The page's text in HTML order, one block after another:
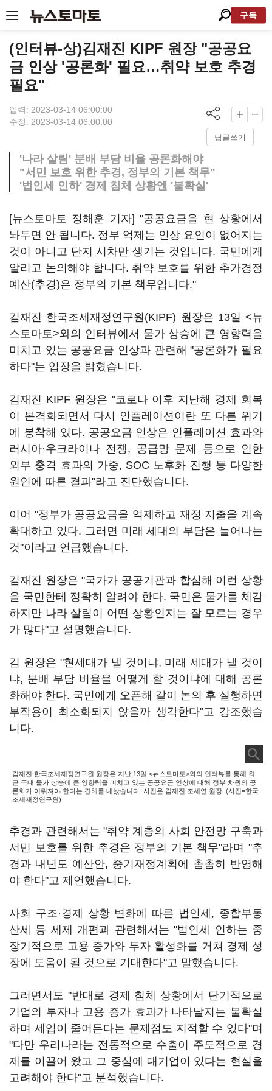
구독
(인터뷰-상)김재진 KIPF 원장 "공공요
금 인상 '공론화' 필요…취약 보호 추경
필요"
입력: 2023-03-14 06:00:00
수정: 2023-03-14 06:00:00
답글쓰기
'나라 살림' 분배 부담 비율 공론화해야
"서민 보호 위한 추경, 정부의 기본 책무"
'법인세 인하' 경제 침체 상황엔 '불확실'
[뉴스토마토 정해훈 기자] "공공요금을 현 상황에서
놔두면 안 됩니다. 정부 억제는 인상 요인이 없어지는
것이 아니고 단지 시차만 생기는 것입니다. 국민에게
알리고 논의해야 합니다. 취약 보호를 위한 추가경정
예산(추경)은 정부의 기본 책무입니다."
김재진 한국조세재정연구원(KIPF) 원장은 13일 <뉴
스토마토>와의 인터뷰에서 물가 상승에 큰 영향력을
미치고 있는 공공요금 인상과 관련해 "공론화가 필요
하다"는 입장을 밝혔습니다.
김재진 KIPF 원장은 "코로나 이후 지난해 경제 회복
이 본격화되면서 다시 인플레이션이란 또 다른 위기
에 봉착해 있다. 공공요금 인상은 인플레이션 효과와
러시아·우크라이나 전쟁, 공급망 문제 등으로 인한
외부 충격 효과의 가중, SOC 노후화 진행 등 다양한
원인에 따른 결과"라고 진단했습니다.
이어 "정부가 공공요금을 억제하고 재정 지출을 계속
확대하고 있다. 그러면 미래 세대의 부담은 늘어나는
것"이라고 언급했습니다.
김재진 원장은 "국가가 공공기관과 합심해 이런 상황
을 국민한테 정확히 알려야 한다. 국민은 물가를 체감
하지만 나라 살림이 어떤 상황인지는 잘 모르는 경우
가 많다"고 설명했습니다.
김 원장은 "현세대가 낼 것이냐, 미래 세대가 낼 것이
냐, 분배 부담 비율을 어떻게 할 것이냐에 대해 공론
화해야 한다. 국민에게 오픈해 같이 논의 후 실행하면
부작용이 최소화되지 않을까 생각한다"고 강조했습
니다.
김재진 한국조세재정연구원 원장은 지난 13일 <뉴스토마토>와의 인터뷰를 통해 최
근 국내 물가 상승에 큰 영향력을 미치고 있는 공공요금 인상에 대해 정부 차원의 공
론화가 이뤄져야 한다는 견해를 내놨습니다. 사진은 김재진 조세연 원장. (사진=한국
조세재정연구원)
추경과 관련해서는 "취약 계층의 사회 안전망 구축과
서민 보호를 위한 추경은 정부의 기본 책무"라며 "추
경과 내년도 예산안, 중기재정계획에 촘촘히 반영해
야 한다"고 제언했습니다.
사회 구조·경제 상황 변화에 따른 법인세, 종합부동
산세 등 세제 개편과 관련해서는 "법인세 인하는 중
장기적으로 고용 증가와 투자 활성화를 거쳐 경제 성
장에 도움이 될 것으로 기대한다"고 말했습니다.
그러면서도 "반대로 경제 침체 상황에서 단기적으로
기업의 투자나 고용 증가 효과가 나타날지는 불확실
하며 세입이 줄어든다는 문제점도 지적할 수 있다"며
"다만 우리나라는 전통적으로 수출이 주도적으로 경
제를 이끌어 왔고 그 중심에 대기업이 있다는 현실을
고려해야 한다"고 분석했습니다.